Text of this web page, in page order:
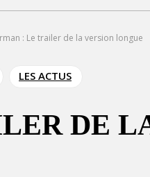
: Le trailer de la version longue
LES ACTUS
DE